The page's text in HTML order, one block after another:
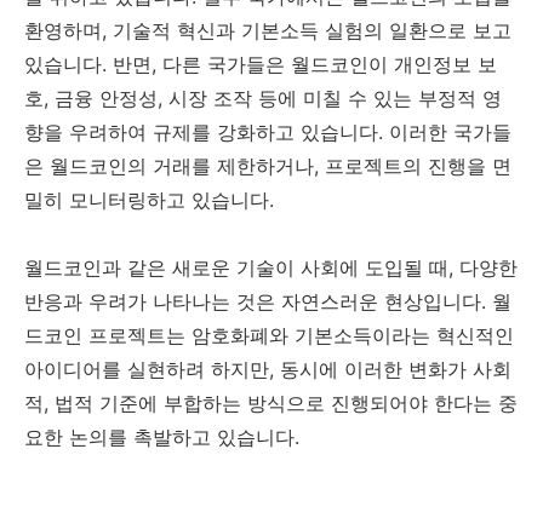
환영하며, 기술적 혁신과 기본소득 실험의 일환으로 보고
있습니다. 반면, 다른 국가들은 월드코인이 개인정보 보
호, 금융 안정성, 시장 조작 등에 미칠 수 있는 부정적 영
향을 우려하여 규제를 강화하고 있습니다. 이러한 국가들
은 월드코인의 거래를 제한하거나, 프로젝트의 진행을 면
밀히 모니터링하고 있습니다.
월드코인과 같은 새로운 기술이 사회에 도입될 때, 다양한
반응과 우려가 나타나는 것은 자연스러운 현상입니다. 월
드코인 프로젝트는 암호화폐와 기본소득이라는 혁신적인
아이디어를 실현하려 하지만, 동시에 이러한 변화가 사회
적, 법적 기준에 부합하는 방식으로 진행되어야 한다는 중
요한 논의를 촉발하고 있습니다.